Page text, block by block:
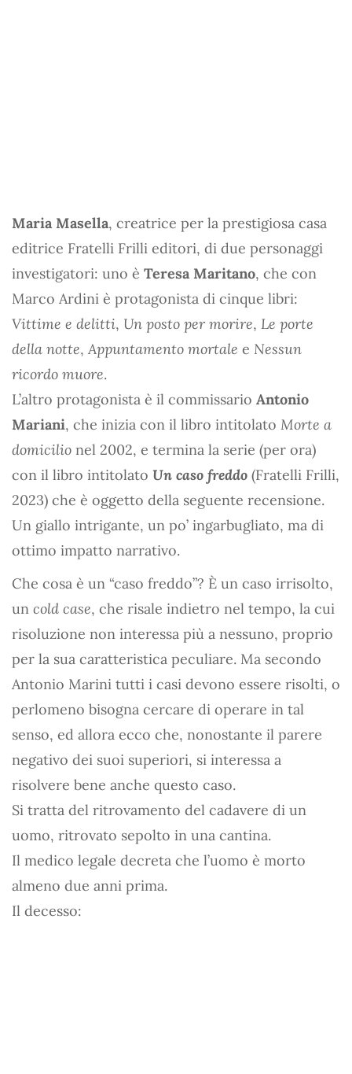
Maria Masella, creatrice per la prestigiosa casa
editrice Fratelli Frilli editori, di due personaggi
investigatori: uno è Teresa Maritano, che con
Marco Ardini è protagonista di cinque libri:
Vittime e delitti, Un posto per morire, Le porte
della notte, Appuntamento mortale e Nessun
ricordo muore.
L’altro protagonista è il commissario Antonio
Mariani, che inizia con il libro intitolato Morte a
domicilio nel 2002, e termina la serie (per ora)
con il libro intitolato Un caso freddo (Fratelli Frilli,
2023) che è oggetto della seguente recensione.
Un giallo intrigante, un po’ ingarbugliato, ma di
ottimo impatto narrativo.
Che cosa è un “caso freddo”? È un caso irrisolto,
un cold case, che risale indietro nel tempo, la cui
risoluzione non interessa più a nessuno, proprio
per la sua caratteristica peculiare. Ma secondo
Antonio Marini tutti i casi devono essere risolti, o
perlomeno bisogna cercare di operare in tal
senso, ed allora ecco che, nonostante il parere
negativo dei suoi superiori, si interessa a
risolvere bene anche questo caso.
Si tratta del ritrovamento del cadavere di un
uomo, ritrovato sepolto in una cantina.
Il medico legale decreta che l’uomo è morto
almeno due anni prima.
Il decesso: